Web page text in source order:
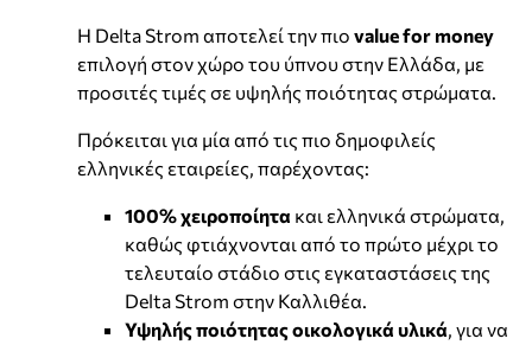
Η Delta Strom αποτελεί την πιο value for money
επιλογή στον χώρο του ύπνου στην Ελλάδα, με
προσιτές τιμές σε υψηλής ποιότητας στρώματα.
Πρόκειται για μία από τις πιο δημοφιλείς
ελληνικές εταιρείες, παρέχοντας:
100% χειροποίητα και ελληνικά στρώματα,
καθώς φτιάχνονται από το πρώτο μέχρι το
τελευταίο στάδιο στις εγκαταστάσεις της
Delta Strom στην Καλλιθέα.
Υψηλής ποιότητας οικολογικά υλικά, για να